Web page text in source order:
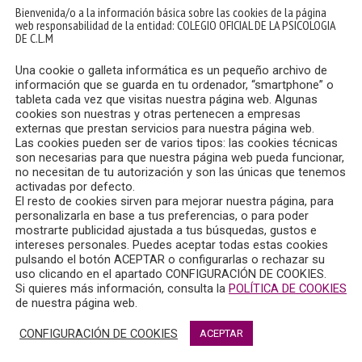
en Psicoterapia Psicoanalítica, con fecha de inicio en
clínica, dirigida a profesionales de la Psicología y
Bienvenida/o a la información básica sobre las cookies de la página
web responsabilidad de la entidad: COLEGIO OFICIAL DE LA PSICOLOGIA
DE C.L.M
Una cookie o galleta informática es un pequeño archivo de
información que se guarda en tu ordenador, “smartphone” o
tableta cada vez que visitas nuestra página web. Algunas
cookies son nuestras y otras pertenecen a empresas
externas que prestan servicios para nuestra página web.
Las cookies pueden ser de varios tipos: las cookies técnicas
son necesarias para que nuestra página web pueda funcionar,
no necesitan de tu autorización y son las únicas que tenemos
activadas por defecto.
El resto de cookies sirven para mejorar nuestra página, para
personalizarla en base a tus preferencias, o para poder
mostrarte publicidad ajustada a tus búsquedas, gustos e
intereses personales. Puedes aceptar todas estas cookies
pulsando el botón ACEPTAR o configurarlas o rechazar su
uso clicando en el apartado CONFIGURACIÓN DE COOKIES.
Si quieres más información, consulta la POLÍTICA DE COOKIES
de nuestra página web.
CONFIGURACIÓN DE COOKIES ACEPTAR